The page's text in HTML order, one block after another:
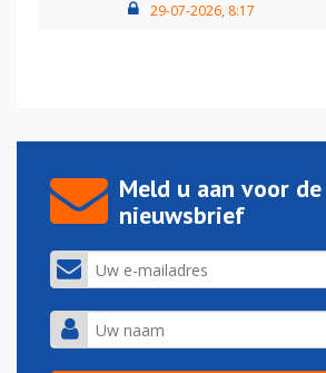
29-07-2026, 8:17
Meld u aan voor de
nieuwsbrief